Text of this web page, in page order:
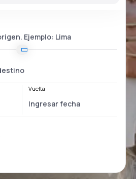
Vuelta